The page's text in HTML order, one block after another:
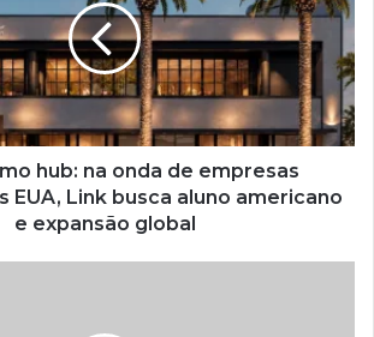
hub: na onda de empresas
EUA, Link busca aluno americano
e expansão global